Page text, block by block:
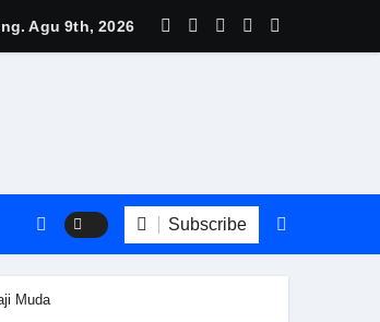
pada Semester I 2026, Gubernur Khofifah:
Agu 9th, 2026
Subscribe
Muda